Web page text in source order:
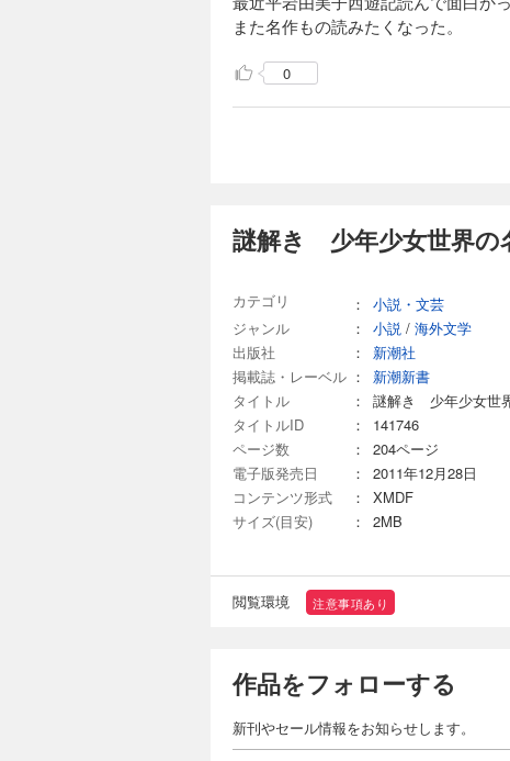
また名作もの読みたくなった。
0
謎解き 少年少女世界の
カテゴリ ：
小説・文芸
ジャンル
： 小説 / 海外文学
出版社
：
新潮社
掲載誌・レーベル ：
新潮新書
タイトル
：
謎解き 少年少女世
タイトルID
：
141746
ページ数
：
204ページ
電子版発売日
：
2011年12月28日
コンテンツ形式
：
XMDF
サイズ(目安)
： 2MB
閲覧環境 注意事項あり
作品をフォローする
新刊やセール情報をお知らせします。